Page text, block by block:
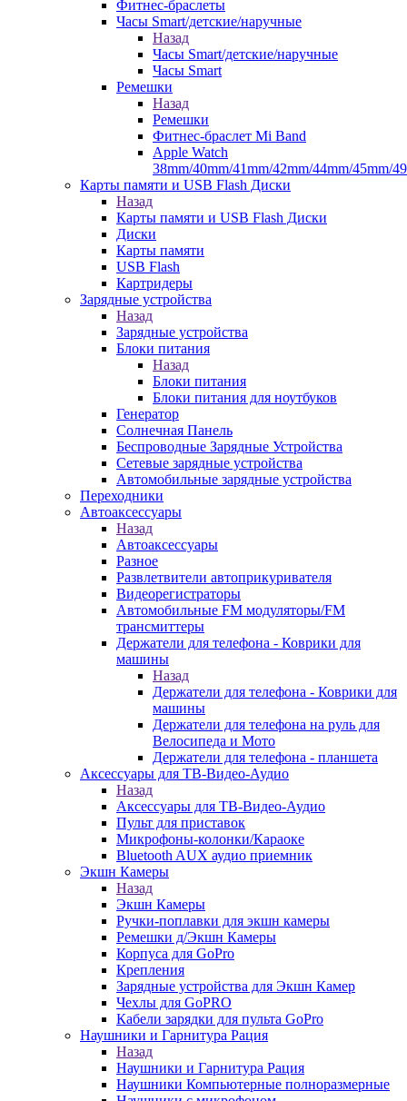
Фитнес-браслеты
Часы Smart/детские/наручные
Назад
Часы Smart/детские/наручные
Часы Smart
Ремешки
Назад
Ремешки
Фитнес-браслет Mi Band
Apple Watch
38mm/40mm/41mm/42mm/44mm/45mm/
Карты памяти и USB Flash Диски
Назад
Карты памяти и USB Flash Диски
Диски
Карты памяти
USB Flash
Картридеры
Зарядные устройства
Назад
Зарядные устройства
Блоки питания
Назад
Блоки питания
Блоки питания для ноутбуков
Генератор
Солнечная Панель
Беспроводные Зарядные Устройства
Сетевые зарядные устройства
Автомобильные зарядные устройства
Переходники
Автоаксессуары
Назад
Автоаксессуары
Разное
Развлетвители автоприкуривателя
Видеорегистраторы
Автомобильные FM модуляторы/FM
трансмиттеры
Держатели для телефона - Коврики для
машины
Назад
Держатели для телефона - Коврики для
машины
Держатели для телефона на руль для
Велосипеда и Мото
Держатели для телефона - планшета
Аксессуары для ТВ-Видео-Аудио
Назад
Аксессуары для ТВ-Видео-Аудио
Пульт для приставок
Микрофоны-колонки/Караоке
Bluetooth AUX аудио приемник
Экшн Камеры
Назад
Экшн Камеры
Ручки-поплавки для экшн камеры
Ремешки д/Экшн Камеры
Корпуса для GoPro
Крепления
Зарядные устройства для Экшн Камер
Чехлы для GoPRO
Кабели зарядки для пульта GoPro
Наушники и Гарнитура Рация
Назад
Наушники и Гарнитура Рация
Наушники Компьютерные полноразмерные